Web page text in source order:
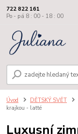
722 822 161
Po - pá 8 : 00 - 18 : 00
Úvod DĚTSKÝ SVĚT
krajkou - latté
Luxusní